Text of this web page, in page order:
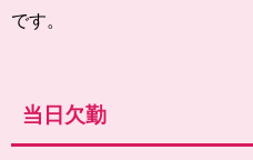
です。
当日欠勤